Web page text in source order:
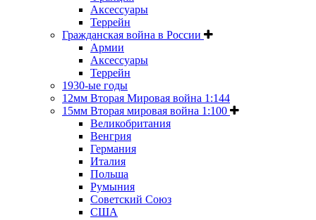
Аксессуары
Террейн
Гражданская война в России
Армии
Аксессуары
Террейн
1930-ые годы
12мм Вторая Мировая война 1:144
15мм Вторая мировая война 1:100
Великобритания
Венгрия
Германия
Италия
Польша
Румыния
Советский Союз
США